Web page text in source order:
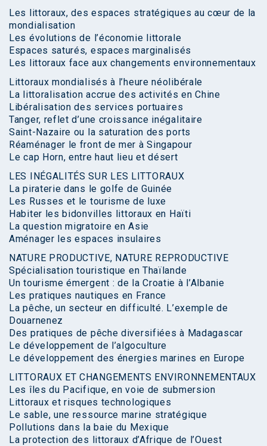
Les littoraux, des espaces stratégiques au cœur de la
mondialisation
Les évolutions de l’économie littorale
Espaces saturés, espaces marginalisés
Les littoraux face aux changements environnementaux
Littoraux mondialisés à l’heure néolibérale
La littoralisation accrue des activités en Chine
Libéralisation des services portuaires
Tanger, reflet d’une croissance inégalitaire
Saint-Nazaire ou la saturation des ports
Réaménager le front de mer à Singapour
Le cap Horn, entre haut lieu et désert
LES INÉGALITÉS SUR LES LITTORAUX
La piraterie dans le golfe de Guinée
Les Russes et le tourisme de luxe
Habiter les bidonvilles littoraux en Haïti
La question migratoire en Asie
Aménager les espaces insulaires
NATURE PRODUCTIVE, NATURE REPRODUCTIVE
Spécialisation touristique en Thaïlande
Un tourisme émergent : de la Croatie à l’Albanie
Les pratiques nautiques en France
La pêche, un secteur en difficulté. L’exemple de
Douarnenez
Des pratiques de pêche diversifiées à Madagascar
Le développement de l’algoculture
Le développement des énergies marines en Europe
LITTORAUX ET CHANGEMENTS ENVIRONNEMENTAUX
Les îles du Pacifique, en voie de submersion
Littoraux et risques technologiques
Le sable, une ressource marine stratégique
Pollutions dans la baie du Mexique
La protection des littoraux d’Afrique de l’Ouest